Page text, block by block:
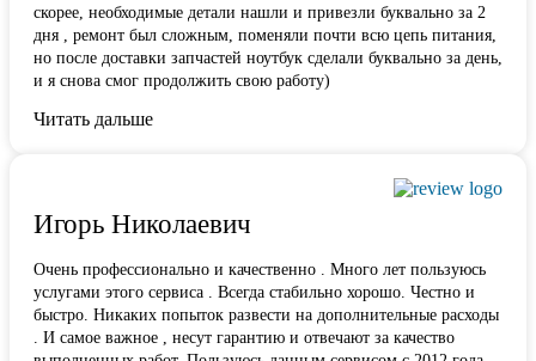
скорее, необходимые детали нашли и привезли буквально за 2
дня , ремонт был сложным, поменяли почти всю цепь питания,
но после доставки запчастей ноутбук сделали буквально за день,
и я снова смог продолжить свою работу)
Читать дальше
Игорь Николаевич
Очень профессионально и качественно . Много лет пользуюсь
услугами этого сервиса . Всегда стабильно хорошо. Честно и
быстро. Никаких попыток развести на дополнительные расходы
. И самое важное , несут гарантию и отвечают за качество